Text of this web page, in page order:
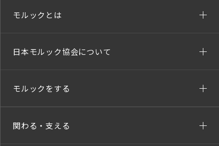
モルックとは
日本モルック協会について
モルックをする
関わる・支える